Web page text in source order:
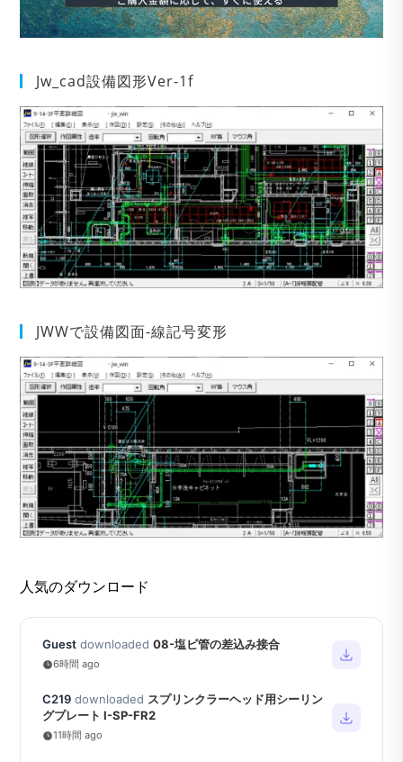
Jw_cad設備図形Ver-1f
JWWで設備図面-線記号変形
人気のダウンロード
Guest downloaded 08-塩ビ管の差込み接合
6時間 ago
C219 downloaded スプリンクラーヘッド用シーリン
グプレート I-SP-FR2
11時間 ago